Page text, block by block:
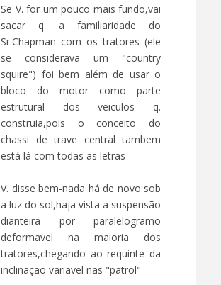
Se V. for um pouco mais fundo,vai
sacar q. a familiaridade do
Sr.Chapman com os tratores (ele
se considerava um "country
squire") foi bem além de usar o
bloco do motor como parte
estrutural dos veiculos q.
construia,pois o conceito do
chassi de trave central tambem
está lá com todas as letras
V. disse bem-nada há de novo sob
a luz do sol,haja vista a suspensão
dianteira por paralelogramo
deformavel na maioria dos
tratores,chegando ao requinte da
inclinação variavel nas "patrol"